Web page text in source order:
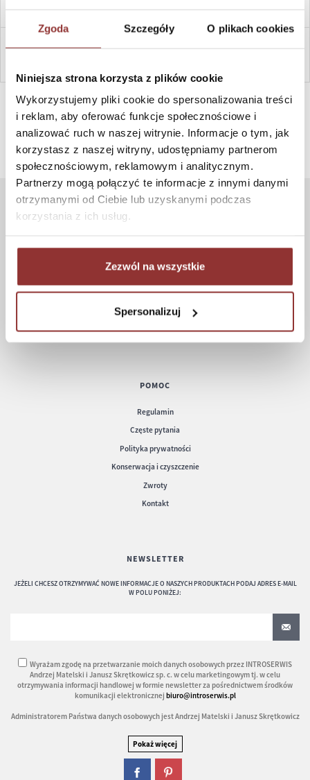
Zgoda Szczegóły O plikach cookies
Niniejsza strona korzysta z plików cookie
Wykorzystujemy pliki cookie do spersonalizowania treści
i reklam, aby oferować funkcje społecznościowe i
analizować ruch w naszej witrynie. Informacje o tym, jak
korzystasz z naszej witryny, udostępniamy partnerom
społecznościowym, reklamowym i analitycznym.
Partnerzy mogą połączyć te informacje z innymi danymi
otrzymanymi od Ciebie lub uzyskanymi podczas
korzystania z ich usług.
Zezwól na wszystkie
Spersonalizuj
SZYBKI KONTAKT PN-PT, 8-16, +48 698 291 992, +48 608
381 865
Czas realizacji zamówienia
Informacje techniczne
POMOC
Regulamin
Częste pytania
Polityka prywatności
Konserwacja i czyszczenie
Zwroty
Kontakt
NEWSLETTER
JEŻELI CHCESZ OTRZYMYWAĆ NOWE INFORMACJE O NASZYCH PRODUKTACH PODAJ ADRES E-MAIL
W POLU PONIŻEJ:
Wyrażam zgodę na przetwarzanie moich danych osobowych przez INTROSERWIS
Andrzej Matelski i Janusz Skrętkowicz sp. c. w celu marketingowym tj. w celu
otrzymywania informacji handlowej w formie newsletter za pośrednictwem środków
komunikacji elektronicznej biuro@introserwis.pl
Administratorem Państwa danych osobowych jest Andrzej Matelski i Janusz Skrętkowicz